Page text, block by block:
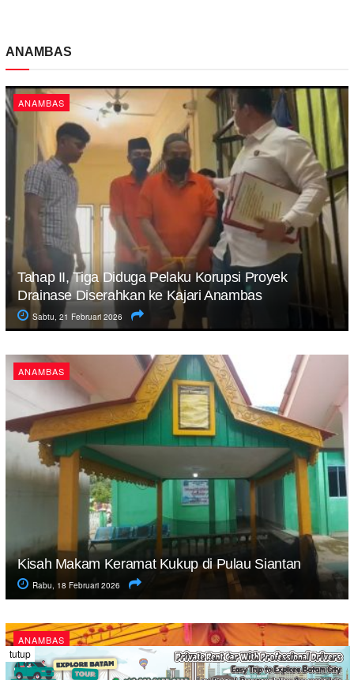
ANAMBAS
ANAMBAS
Tahap II, Tiga Diduga Pelaku Korupsi Proyek
Drainase Diserahkan ke Kajari Anambas
Sabtu, 21 Februari 2026
ANAMBAS
Kisah Makam Keramat Kukup di Pulau Siantan
Rabu, 18 Februari 2026
ANAMBAS
tutup